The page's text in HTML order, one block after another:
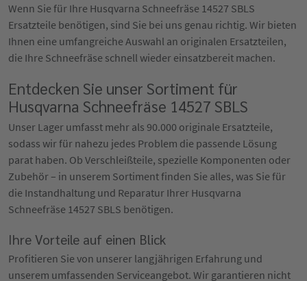
Wenn Sie für Ihre Husqvarna Schneefräse 14527 SBLS
Ersatzteile benötigen, sind Sie bei uns genau richtig. Wir bieten
Ihnen eine umfangreiche Auswahl an originalen Ersatzteilen,
die Ihre Schneefräse schnell wieder einsatzbereit machen.
Entdecken Sie unser Sortiment für
Husqvarna Schneefräse 14527 SBLS
Unser Lager umfasst mehr als 90.000 originale Ersatzteile,
sodass wir für nahezu jedes Problem die passende Lösung
parat haben. Ob Verschleißteile, spezielle Komponenten oder
Zubehör – in unserem Sortiment finden Sie alles, was Sie für
die Instandhaltung und Reparatur Ihrer Husqvarna
Schneefräse 14527 SBLS benötigen.
Ihre Vorteile auf einen Blick
Profitieren Sie von unserer langjährigen Erfahrung und
unserem umfassenden Serviceangebot. Wir garantieren nicht